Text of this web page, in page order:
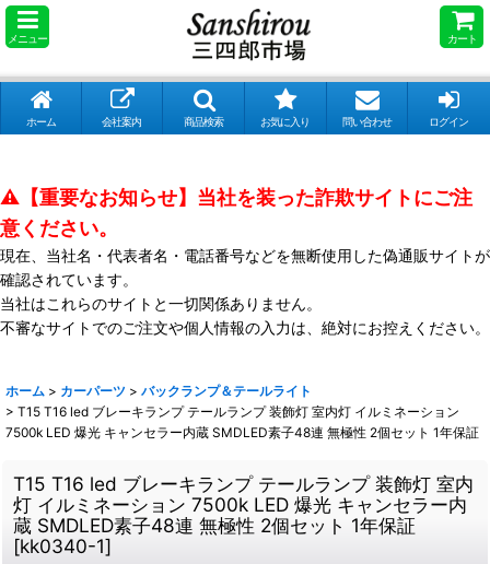
メニュー カート
ホーム 会社案内 商品検索 お気に入り 問い合わせ ログイン
⚠️【重要なお知らせ】当社を装った詐欺サイトにご注
意ください。
現在、当社名・代表者名・電話番号などを無断使用した偽通販サイトが
確認されています。
当社はこれらのサイトと一切関係ありません。
不審なサイトでのご注文や個人情報の入力は、絶対にお控えください。
ホーム > カーパーツ > バックランプ＆テールライト
> T15 T16 led ブレーキランプ テールランプ 装飾灯 室内灯 イルミネーション
7500k LED 爆光 キャンセラー内蔵 SMDLED素子48連 無極性 2個セット 1年保証
T15 T16 led ブレーキランプ テールランプ 装飾灯 室内
灯 イルミネーション 7500k LED 爆光 キャンセラー内
蔵 SMDLED素子48連 無極性 2個セット 1年保証
[kk0340-1]